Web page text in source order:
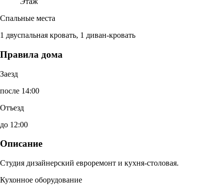
Спальные места
1 двуспальная кровать, 1 диван-кровать
Правила дома
Заезд
после 14:00
Отъезд
до 12:00
Описание
Студия дизайнерский евроремонт и кухня-столовая.
Кухонное оборудование